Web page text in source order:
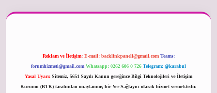
Reklam ve İletişim: E-mail: backlinkpaneli@gmail.com Teams:
forumhizmeti@gmail.com Whatsapp: 0262 606 0 726 Telegram: @karabul
Yasal Uyarı: Sitemiz, 5651 Sayılı Kanun gereğince Bilgi Teknolojileri ve İletişim
Kurumu (BTK) tarafından onaylanmış bir Yer Sağlayıcı olarak hizmet vermektedir.